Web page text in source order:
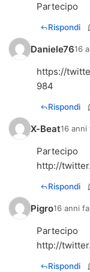
Partecipo
Rispondi
Daniele7616
https://
984
Rispondi
X-Beat16 anni
http://
Rispondi
Pigro16 anni fa
http://
Rispondi